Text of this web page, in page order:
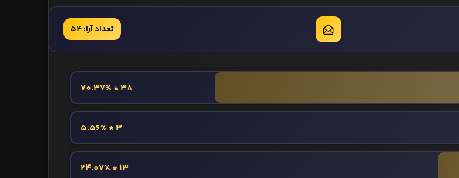
تعداد آرا: 54
38 * 70.37%
3 * 5.56%
13 * 24.07%